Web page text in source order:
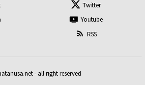
Twitter
Youtube
RSS
- all right reserved